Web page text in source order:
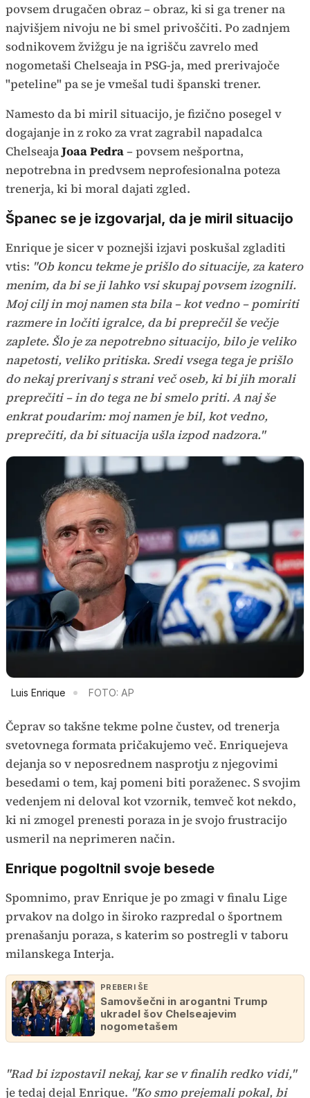
povsem drugačen obraz – obraz, ki si ga trener na
najvišjem nivoju ne bi smel privoščiti. Po zadnjem
sodnikovem žvižgu je na igrišču zavrelo med
nogometaši Chelseaja in PSG-ja, med prerivajoče
"peteline" pa se je vmešal tudi španski trener.
Namesto da bi miril situacijo, je fizično posegel v
dogajanje in z roko za vrat zagrabil napadalca
ChelseajaJoaa Pedra– povsem nešportna,
nepotrebna in predvsem neprofesionalna poteza
trenerja, ki bi moral dajati zgled.
Španec se je izgovarjal, da je miril situacijo
Enrique je sicer v poznejši izjavi poskušal zgladiti
vtis: "Ob koncu tekme je prišlo do situacije, za katero
menim, da bi se ji lahko vsi skupaj povsem izognili.
Moj cilj in moj namen sta bila – kot vedno – pomiriti
razmere in ločiti igralce, da bi preprečil še večje
zaplete. Šlo je za nepotrebno situacijo, bilo je veliko
napetosti, veliko pritiska. Sredi vsega tega je prišlo
do nekaj prerivanj s strani več oseb, ki bi jih morali
preprečiti – in do tega ne bi smelo priti. A naj še
enkrat poudarim: moj namen je bil, kot vedno,
preprečiti, da bi situacija ušla izpod nadzora."
Luis Enrique FOTO: AP
Čeprav so takšne tekme polne čustev, od trenerja
svetovnega formata pričakujemo več. Enriquejeva
dejanja so v neposrednem nasprotju z njegovimi
besedami o tem, kaj pomeni biti poraženec. S svojim
vedenjem ni deloval kot vzornik, temveč kot nekdo,
ki ni zmogel prenesti poraza in je svojo frustracijo
usmeril na neprimeren način.
Enrique pogoltnil svoje besede
Spomnimo, prav Enrique je po zmagi v finalu Lige
prvakov na dolgo in široko razpredal o športnem
prenašanju poraza, s katerim so postregli v taboru
milanskega Interja.
PREBERI ŠE
Samovšečni in arogantni Trump
ukradel šov Chelseajevim
nogometašem
"Rad bi izpostavil nekaj, kar se v finalih redko vidi,"
je tedaj dejal Enrique. "Ko smo prejemali pokal, bi